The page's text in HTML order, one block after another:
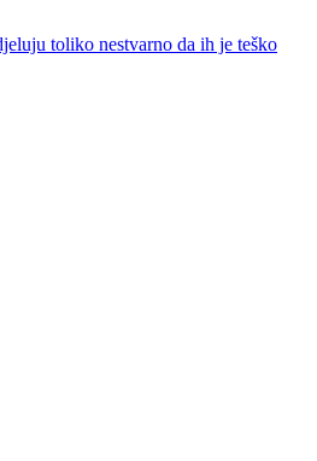
toliko nestvarno da ih je teško